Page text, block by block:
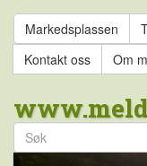
Markedsplassen
Kontakt oss
Om